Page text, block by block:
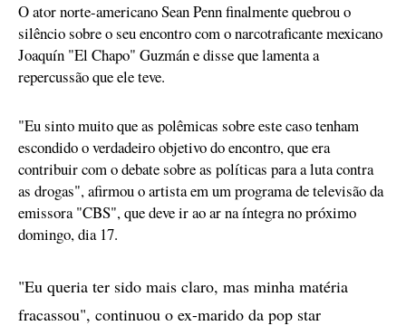
compartilhamento
O ator norte-americano Sean Penn finalmente quebrou o
silêncio sobre o seu encontro com o narcotraficante mexicano
Joaquín "El Chapo" Guzmán e disse que lamenta a
repercussão que ele teve.
"Eu sinto muito que as polêmicas sobre este caso tenham
escondido o verdadeiro objetivo do encontro, que era
contribuir com o debate sobre as políticas para a luta contra
as drogas", afirmou o artista em um programa de televisão da
emissora "CBS", que deve ir ao ar na íntegra no próximo
domingo, dia 17.
"Eu queria ter sido mais claro, mas minha matéria
fracassou", continuou o ex-marido da pop star